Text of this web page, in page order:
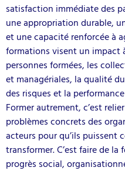
satisfaction immédiate des
une appropriation durable,
et une capacité renforcée à
formations visent un impact
personnes formées, les
et managériales, la qualité
des risques et la
Former autrement, c’est
problèmes concrets des
acteurs pour qu’ils puissent
transformer. C’est faire de
progrès social,